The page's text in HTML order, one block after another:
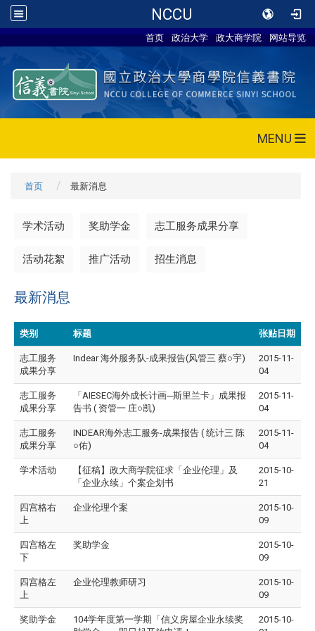
NCCU
首页 政治大学 政大商学院 网站导览
MENU
首页 最新消息
学术活动 奖助学金 志工服务成果分享
活动花絮 推广活动 招生消息
最新消息
类别 标题 张贴日期
志工服务
成果分享
Indear 海外服务队-成果报告(风管三 蔡○宇)
2015-11-
04
志工服务
成果分享
「AIESEC海外成长计画─斯里兰卡」成果报
告书 ( 资管一 庄○凯)
2015-11-
04
志工服务
成果分享
INDEAR海外志工服务-成果报告 ( 统计三 陈
○佑)
2015-11-
04
学术活动
【征稿】政大商学院征求「企业伦理」及
「企业永续」个案企划书
2015-10-
21
四宫格右
上
企业伦理个案
2015-10-
09
四宫格左
下
奖助学金
2015-10-
09
四宫格左
上
企业伦理教师研习
2015-10-
09
奖助学金
104学年度第一学期「信义房屋企业永续奖
2015-10-